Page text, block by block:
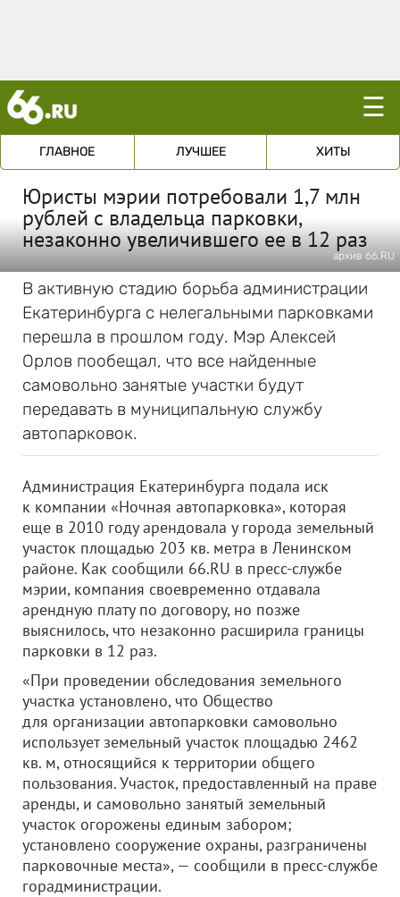
☰
ГЛАВНОЕ ЛУЧШЕЕ ХИТЫ
Юристы мэрии потребовали 1,7 млн
рублей с владельца парковки,
незаконно увеличившего ее в 12 раз
архив 66.RU
В активную стадию борьба администрации
Екатеринбурга с нелегальными парковками
перешла в прошлом году. Мэр Алексей
Орлов пообещал, что все найденные
самовольно занятые участки будут
передавать в муниципальную службу
автопарковок.
Администрация Екатеринбурга подала иск
к компании «Ночная автопарковка», которая
еще в 2010 году арендовала у города земельный
участок площадью 203 кв. метра в Ленинском
районе. Как сообщили 66.RU в пресс-службе
мэрии, компания своевременно отдавала
арендную плату по договору, но позже
выяснилось, что незаконно расширила границы
парковки в 12 раз.
«При проведении обследования земельного
участка установлено, что Общество
для организации автопарковки самовольно
использует земельный участок площадью 2462
кв. м, относящийся к территории общего
пользования. Участок, предоставленный на праве
аренды, и самовольно занятый земельный
участок огорожены единым забором;
установлено сооружение охраны, разграничены
парковочные места», — сообщили в пресс-службе
горадминистрации.